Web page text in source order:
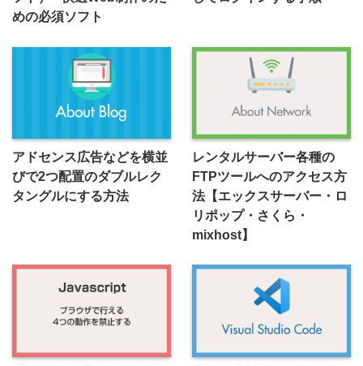
めの必須ソフト
アドセンス広告などを横並
びで2つ配置のダブルレク
タングルにする方法
レンタルサーバー各種の
FTPツールへのアクセス方
法【エックスサーバー・ロ
リポップ・さくら・
mixhost】